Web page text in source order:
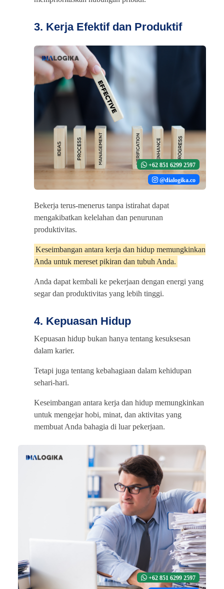
3. Kerja Efektif dan Produktif
+62 851 6299 2597
@dialogika.co
Bekerja terus-menerus tanpa istirahat dapat
mengakibatkan kelelahan dan penurunan
produktivitas.
Keseimbangan antara kerja dan hidup memungkinkan
Anda untuk mereset pikiran dan tubuh Anda.
Anda dapat kembali ke pekerjaan dengan energi yang
segar dan produktivitas yang lebih tinggi.
4. Kepuasan Hidup
Kepuasan hidup bukan hanya tentang kesuksesan
dalam karier.
Tetapi juga tentang kebahagiaan dalam kehidupan
sehari-hari.
Keseimbangan antara kerja dan hidup memungkinkan
untuk mengejar hobi, minat, dan aktivitas yang
membuat Anda bahagia di luar pekerjaan.
+62 851 6299 2597